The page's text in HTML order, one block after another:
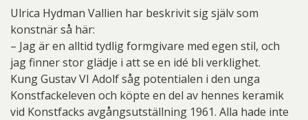
Ulrica Hydman Vallien har beskrivit sig själv som
konstnär så här:
– Jag är en alltid tydlig formgivare med egen stil, och
jag finner stor glädje i att se en idé bli verklighet.
Kung Gustav VI Adolf såg potentialen i den unga
Konstfackeleven och köpte en del av hennes keramik
vid Konstfacks avgångsutställning 1961. Alla hade inte